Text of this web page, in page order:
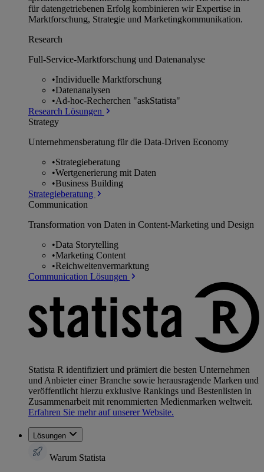
für datengetriebenen Erfolg kombinieren wir Expertise in
Marktforschung, Strategie und Marketingkommunikation.
Research
Full-Service-Marktforschung und Datenanalyse
•Individuelle Marktforschung
•Datenanalysen
•Ad-hoc-Recherchen "askStatista"
Research Lösungen
Strategy
Unternehmens­beratung für die Data-Driven Economy
•Strategieberatung
•Wertgenerierung mit Daten
•Business Building
Strategieberatung
Communication
Transformation von Daten in Content-Marketing und Design
•Data Storytelling
•Marketing Content
•Reichweitenvermarktung
Communication Lösungen
Statista R identifiziert und prämiert die besten Unternehmen
und Anbieter einer Branche sowie herausragende Marken und
veröffentlicht hierzu exklusive Rankings und Bestenlisten in
Zusammenarbeit mit renommierten Medienmarken weltweit.
Erfahren Sie mehr auf unserer Website.
Lösungen
Warum Statista